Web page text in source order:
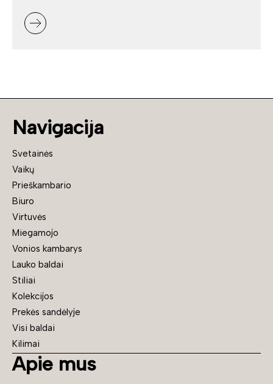
Navigacija
Svetainės
Vaikų
Prieškambario
Biuro
Virtuvės
Miegamojo
Vonios kambarys
Lauko baldai
Stiliai
Kolekcijos
Prekės sandėlyje
Visi baldai
Kilimai
Apie mus